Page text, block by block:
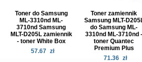
Toner do Samsung
ML-3310nd ML-
3710nd Samsung
MLT-D205L zamiennik
- toner White Box
57.67 zł
Toner zamiennik
Samsung MLT-
do Samsung ML-
3310nd ML-3710nd -
toner Quantec
Premium Plus
71.36 zł